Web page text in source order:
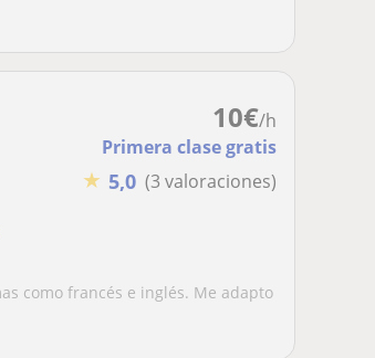
10€/h
Primera clase gratis
★ 5,0 (3 valoraciones)
como francés e inglés. Me adapto